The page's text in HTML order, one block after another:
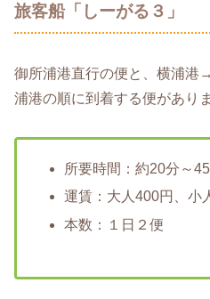
旅客船「しーがる３」
御所浦港直行の便と、横浦
浦港の順に到着する便がありま
所要時間：約20分～
運賃：大人400円、小
本数：１日２便